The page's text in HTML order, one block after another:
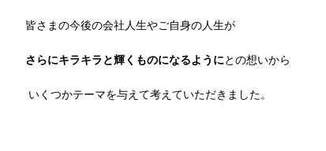
皆さまの今後の会社人生やご自身の人生が
さらにキラキラと輝くものになるようにとの想いから
いくつかテーマを与えて考えていただきました。